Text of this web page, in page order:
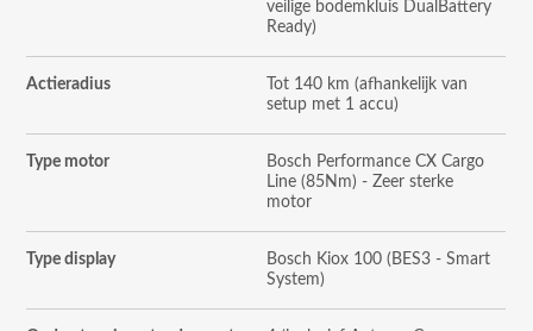
veilige bodemkluis DualBattery
Ready)
Actieradius
Tot 140 km (afhankelijk van
setup met 1 accu)
Type motor
Bosch Performance CX Cargo
Line (85Nm) - Zeer sterke
motor
Type display
Bosch Kiox 100 (BES3 - Smart
System)